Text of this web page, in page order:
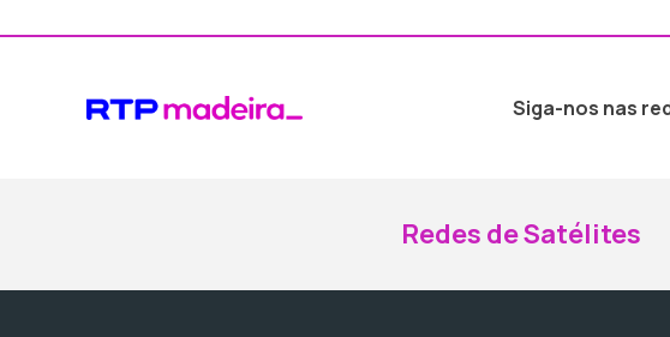
Siga-nos nas
Redes de Satélites